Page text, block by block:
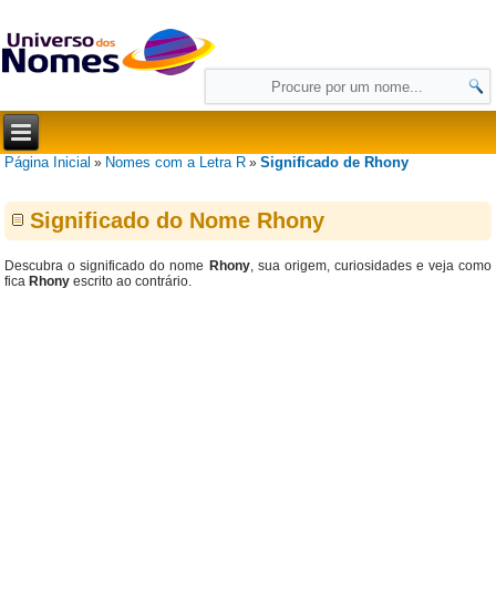
Página Inicial » Nomes com a Letra R »Significado de Rhony
Significado do Nome Rhony
Descubra o significado do nome Rhony, sua origem, curiosidades e veja como
fica Rhony escrito ao contrário.